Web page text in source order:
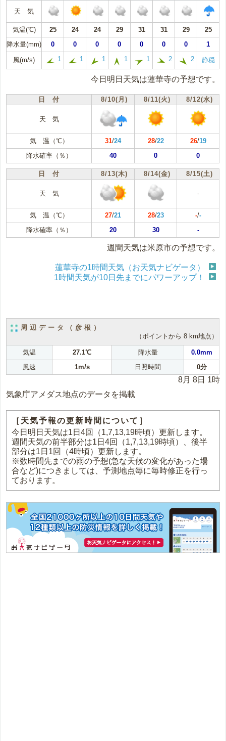
天 気
気温(℃) 25 24 24 29 31 31 29
25
降水量(mm)
0 0 0 0 0 0 0 1
風(m/s) 1 1 1 1 1 2 2 静穏
今日明日天気は蓮華寺の予想です。
日 付 8/10(月) 8/11(火) 8/12(水)
天 気
気 温（℃） 31/24 28/22 26/19
降水確率（％）
40 0 0
日 付 8/13(木) 8/14(金) 8/15(土)
天 気 -
気 温（℃） 27/21 28/23 -/-
降水確率（％）
20 30 -
週間天気は米原市の予想です。
蓮華寺の1時間天気（お天気ナビゲータ）
1時間天気が10日先までにパワーアップ！
周辺データ（彦根）
（ポイントから 8 km地点）
気温 27.1℃ 降水量
0.0mm
風速
1m/s 日照時間 0分
8月 8日 1時
気象庁アメダス地点のデータを掲載
［天気予報の更新時間について］
今日明日天気は1日4回（1,7,13,19時頃）更新します。
週間天気の前半部分は1日4回（1,7,13,19時頃）、後半
部分は1日1回（4時頃）更新します。
※数時間先までの雨の予想(急な天候の変化があった場
合など)につきましては、予測地点毎に毎時修正を行っ
ております。